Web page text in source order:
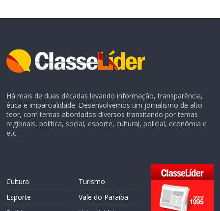
Há mais de duas décadas levando informação, transparência,
ética e imparcialidade. Desenvolvemos um jornalismo de alto
teor, com temas abordados diversos transitando por temas
regionais, política, social, esporte, cultural, policial, econômia e
etc.
Cultura
Esporte
Turismo
Vale do Paraíba